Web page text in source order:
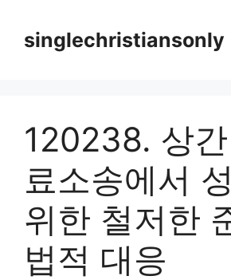
contentsinglechristiansonly
120238. 상
료소송에서
위한 철저한
법적 대응